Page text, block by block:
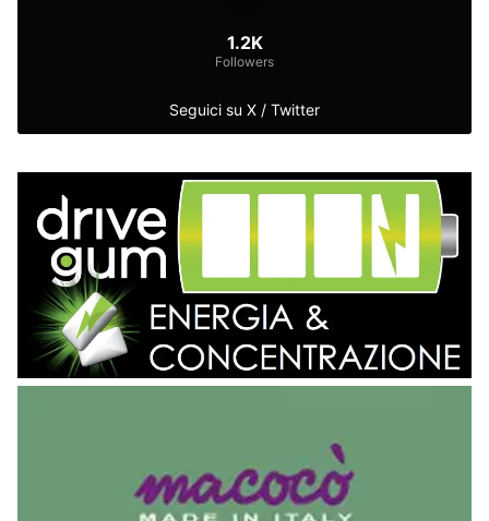
Seguici su X / Twitter
1.2K
Followers